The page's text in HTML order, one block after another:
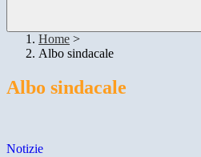
Home >
Albo sindacale
Albo sindacale
Notizie